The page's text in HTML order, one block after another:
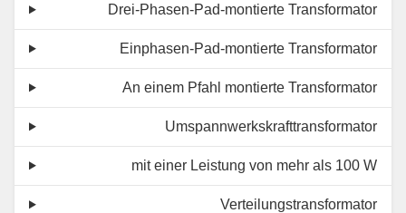
Drei-Phasen-Pad-montierte Transformator
Einphasen-Pad-montierte Transformator
An einem Pfahl montierte Transformator
Umspannwerkskrafttransformator
mit einer Leistung von mehr als 100 W
Verteilungstransformator